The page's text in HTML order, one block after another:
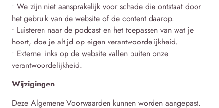
• We zijn niet aansprakelijk voor schade die ontstaat door
het gebruik van de website of de content daarop.
• Luisteren naar de podcast en het toepassen van wat je
hoort, doe je altijd op eigen verantwoordelijkheid.
• Externe links op de website vallen buiten onze
verantwoordelijkheid.
Wijzigingen
Deze Algemene Voorwaarden kunnen worden aangepast.